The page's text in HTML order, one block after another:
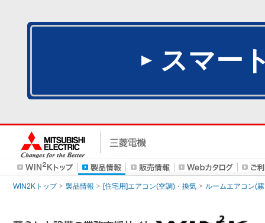
スマー
WIN2Kトップ 製品情報 [住宅用]エアコン(空調)・換気 ルームエアコン(